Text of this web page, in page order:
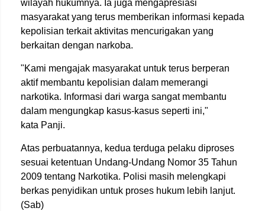
wilayah hukumnya. Ia juga mengapresiasi
masyarakat yang terus memberikan informasi kepada
kepolisian terkait aktivitas mencurigakan yang
berkaitan dengan narkoba.
"Kami mengajak masyarakat untuk terus berperan
aktif membantu kepolisian dalam memerangi
narkotika. Informasi dari warga sangat membantu
dalam mengungkap kasus-kasus seperti ini,"
kata Panji.
Atas perbuatannya, kedua terduga pelaku diproses
sesuai ketentuan Undang-Undang Nomor 35 Tahun
2009 tentang Narkotika. Polisi masih melengkapi
berkas penyidikan untuk proses hukum lebih lanjut.
(Sab)